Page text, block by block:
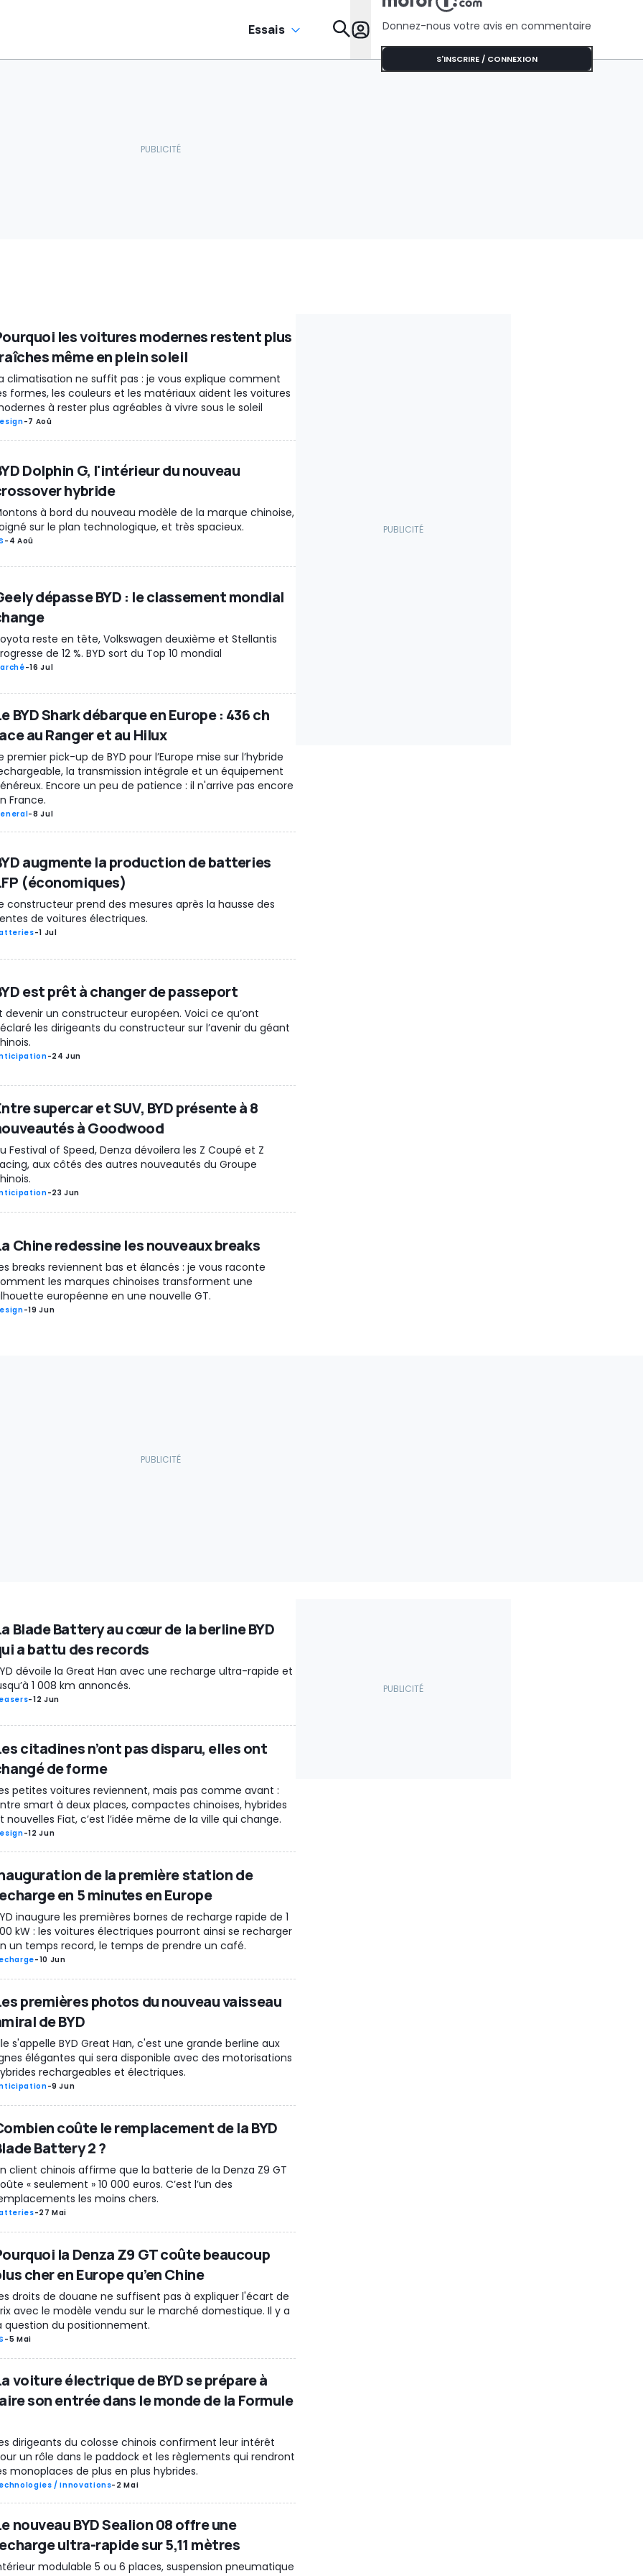
Essais Donnez-nous votre avis en commentaire
S'INSCRIRE / CONNEXION
les voitures modernes restent plus
même en plein soleil
climatisation ne suffit pas : je vous explique comment
formes, les couleurs et les matériaux aident les voitures
à rester plus agréables à vivre sous le soleil
-7 Aoû
Dolphin G, l'intérieur du nouveau
hybride
à bord du nouveau modèle de la marque chinoise,
sur le plan technologique, et très spacieux.
- 4 Aoû
dépasse BYD : le classement mondial
reste en tête, Volkswagen deuxième et Stellantis
de 12 %. BYD sort du Top 10 mondial
-16 Jul
BYD Shark débarque en Europe : 436 ch
au Ranger et au Hilux
premier pick-up de BYD pour l’Europe mise sur l’hybride
la transmission intégrale et un équipement
Encore un peu de patience : il n'arrive pas encore
France.
-8 Jul
augmente la production de batteries
(économiques)
constructeur prend des mesures après la hausse des
de voitures électriques.
-1 Jul
est prêt à changer de passeport
devenir un constructeur européen. Voici ce qu’ont
les dirigeants du constructeur sur l’avenir du géant
-24 Jun
supercar et SUV, BYD présente à 8
à Goodwood
Festival of Speed, Denza dévoilera les Z Coupé et Z
aux côtés des autres nouveautés du Groupe
-23 Jun
Chine redessine les nouveaux breaks
breaks reviennent bas et élancés : je vous raconte
les marques chinoises transforment une
européenne en une nouvelle GT.
-19 Jun
Blade Battery au cœur de la berline BYD
a battu des records
dévoile la Great Han avec une recharge ultra-rapide et
1 008 km annoncés.
-12 Jun
citadines n’ont pas disparu, elles ont
de forme
petites voitures reviennent, mais pas comme avant :
smart à deux places, compactes chinoises, hybrides
nouvelles Fiat, c’est l’idée même de la ville qui change.
-12 Jun
de la première station de
en 5 minutes en Europe
inaugure les premières bornes de recharge rapide de 1
kW : les voitures électriques pourront ainsi se recharger
un temps record, le temps de prendre un café.
-10 Jun
premières photos du nouveau vaisseau
de BYD
s'appelle BYD Great Han, c'est une grande berline aux
élégantes qui sera disponible avec des motorisations
rechargeables et électriques.
-9 Jun
coûte le remplacement de la BYD
Battery 2 ?
client chinois affirme que la batterie de la Denza Z9 GT
« seulement » 10 000 euros. C’est l’un des
les moins chers.
-27 Mai
la Denza Z9 GT coûte beaucoup
cher en Europe qu’en Chine
droits de douane ne suffisent pas à expliquer l'écart de
avec le modèle vendu sur le marché domestique. Il y a
question du positionnement.
-5 Mai
voiture électrique de BYD se prépare à
son entrée dans le monde de la Formule
dirigeants du colosse chinois confirment leur intérêt
un rôle dans le paddock et les règlements qui rendront
monoplaces de plus en plus hybrides.
/ Innovations- 2 Mai
nouveau BYD Sealion 08 offre une
ultra-rapide sur 5,11 mètres
modulable 5 ou 6 places, suspension pneumatique